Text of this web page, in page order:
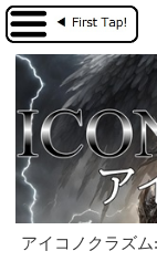
アイコノクラズ